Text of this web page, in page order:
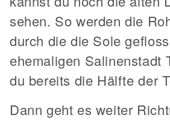
sehen. So werden die
durch die die Sole
ehemaligen Salinenstadt
du bereits die Hälfte der
Dann geht es weiter